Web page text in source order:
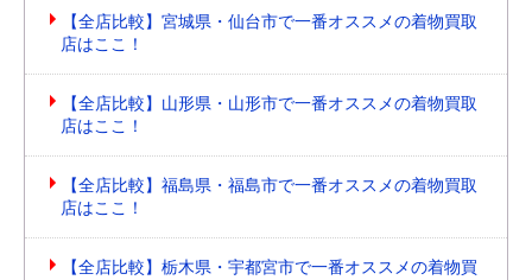
【全店比較】宮城県・仙台市で一番オススメの着物買取
店はここ！
【全店比較】山形県・山形市で一番オススメの着物買取
店はここ！
【全店比較】福島県・福島市で一番オススメの着物買取
店はここ！
【全店比較】栃木県・宇都宮市で一番オススメの着物買